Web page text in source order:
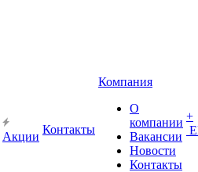
Акции
Контакты
Компания
О
компании
Вакансии
Новости
Контакты
+